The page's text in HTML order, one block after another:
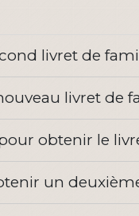
livret de
livret de
obtenir le
un